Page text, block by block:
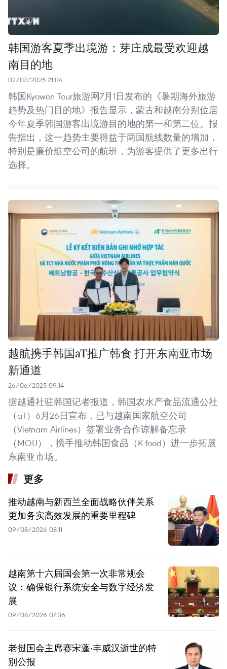
韩国游客夏季出境游：芽庄成最受欢迎越
南目的地
02/07/2025 21:04
韩国Kyowon Tour旅游网7月1日发布的《暑期海外旅游
趋势及热门目的地》报告显示，蒙古和越南分别位居
今年夏季韩国游客出境游目的地的第一和第二位。报
告指出，这一趋势主要得益于两国航线数量的增加，
特别是廉价航空公司的航班，为游客提供了更多出行
选择。
越航携手韩国aT推广韩食 打开东南亚市场
新通道
26/06/2025 09:14
据越通社驻韩国记者报道，韩国农水产食品流通公社
（aT）6月26日宣布，已与越南国家航空公司
（Vietnam Airlines）签署业务合作谅解备忘录
（MOU），携手推动韩国食品（K-food）进一步拓展
东南亚市场。
更多
推动越南与新西兰全面战略伙伴关系
更加务实高效发展的重要里程碑
09/08/2026 08:11
越南第十六届国会第一次非常规会
议：确保银行系统安全与数字经济发
展
09/08/2026 07:36
老挝国会主席赛宋蓬·丰威汉逝世的特
别公报